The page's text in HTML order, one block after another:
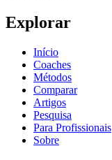
Explorar
Início
Coaches
Métodos
Comparar
Artigos
Pesquisa
Para Profissionais
Sobre